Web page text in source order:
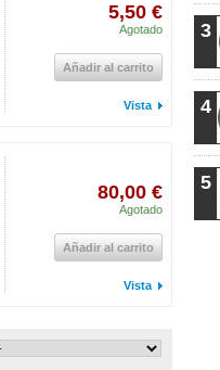
5,50 €
Agotado
Añadir al carrito
Vista
80,00 €
Agotado
Añadir al carrito
Vista
3
4
5